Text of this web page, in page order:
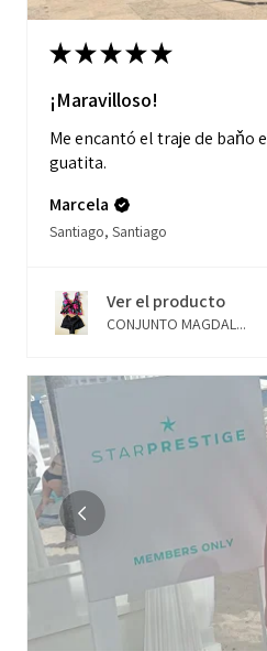
★★★★★
¡Maravilloso!
Me encantó el traje de baňo
guatita.
Marcela
Santiago, Santiago
Ver el producto
CONJUNTO MAGDAL...